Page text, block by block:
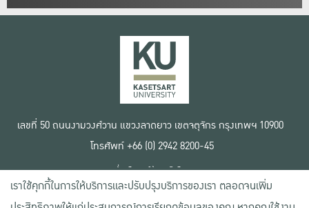
เลขที่ 50 ถนนงามวงศ์วาน แขวงลาดยาว เขตจตุจักร กรุงเทพฯ 10900
โทรศัพท์ +66 (0) 2942 8200-45
เงื่อนไขการใช้งานเว็บไซต์
ข้อตกลงด้านสิทธิ์ใช้งาน
นโยบายความเป็นส่วนตัว
เราใช้คุกกี้ในการให้บริการและปรับปรุงบริการของเรา ตลอดจนเพิ่ม